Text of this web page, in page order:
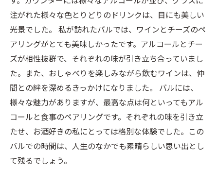
注がれた様々な色とりどりのドリンクは、目にも美しい
光景でした。 私が訪れたバルでは、ワインとチーズのペ
アリングがとても美味しかったです。アルコールとチー
ズが相性抜群で、それぞれの味が引き立ち合っていまし
た。また、おしゃべりを楽しみながら飲むワインは、仲
間との絆を深めるきっかけになりました。 バルには、
様々な魅力がありますが、最高な点は何といってもアル
コールと食事のペアリングです。それぞれの味を引き立
たせ、お酒好きの私にとっては格別な体験でした。この
バルでの時間は、人生のなかでも素晴らしい思い出とし
て残るでしょう。